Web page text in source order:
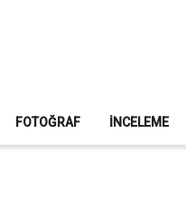
FOTOĞRAF İNCELEME